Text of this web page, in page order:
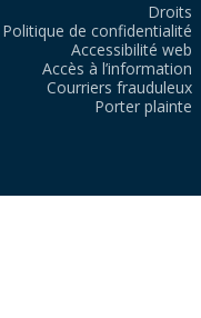
Droits
Politique de confidentialité
Accessibilité web
Accès à l’information
Courriers frauduleux
Porter plainte